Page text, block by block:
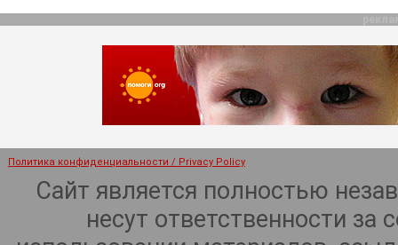
Политика конфиденциальности / Privacy Policy
Сайт является полностью
несут ответственности